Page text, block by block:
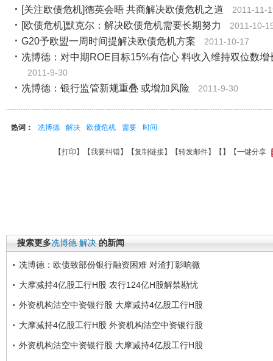
[关注欧债危机]德英会晤 共商解决欧债危机之道
2011-11-
[欧债危机]默克尔：解决欧债危机需要长期努力 2011-10-
G20予欧盟一周时间提解决欧债危机方案 2011-10-17
冼博德：对中期ROE目标15%有信心 料收入维持双位数增
2011-9-30
冼博德：银行监管新规重叠 或增加风险 2011-9-30
热词： 冼博德 解决 欧债危机 需要 时间
【打印 】【我要纠错】【复制链接】【转发邮件】【 】 【一键分享
搜索更多冼博德 解决 的新闻
冼博德：欧债致部份银行融资困难 对渣打影响微
大摩减持4亿股工行H股 农行124亿H股解禁勘忧
外资机构沽空中资银行股 大摩减持4亿股工行H股
大摩减持4亿股工行H股 外资机构沽空中资银行股
外资机构沽空中资银行股 大摩减持4亿股工行H股